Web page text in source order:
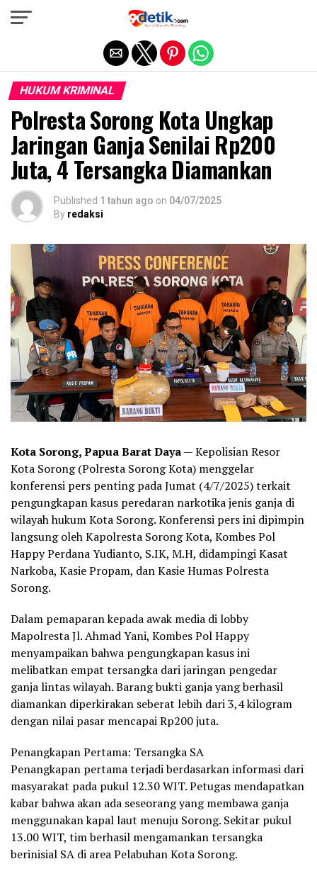
HUKUM KRIMINAL
Polresta Sorong Kota Ungkap
Jaringan Ganja Senilai Rp200
Juta, 4 Tersangka Diamankan
Published 1 tahun ago on 04/07/2025
By redaksi
Kota Sorong, Papua Barat Daya— Kepolisian Resor
Kota Sorong (Polresta Sorong Kota) menggelar
konferensi pers penting pada Jumat (4/7/2025) terkait
pengungkapan kasus peredaran narkotika jenis ganja di
wilayah hukum Kota Sorong. Konferensi pers ini dipimpin
langsung oleh Kapolresta Sorong Kota, Kombes Pol
Happy Perdana Yudianto, S.IK, M.H, didampingi Kasat
Narkoba, Kasie Propam, dan Kasie Humas Polresta
Sorong.
Dalam pemaparan kepada awak media di lobby
Mapolresta Jl. Ahmad Yani, Kombes Pol Happy
menyampaikan bahwa pengungkapan kasus ini
melibatkan empat tersangka dari jaringan pengedar
ganja lintas wilayah. Barang bukti ganja yang berhasil
diamankan diperkirakan seberat lebih dari 3,4 kilogram
dengan nilai pasar mencapai Rp200 juta.
Penangkapan Pertama: Tersangka SA
Penangkapan pertama terjadi berdasarkan informasi dari
masyarakat pada pukul 12.30 WIT. Petugas mendapatkan
kabar bahwa akan ada seseorang yang membawa ganja
menggunakan kapal laut menuju Sorong. Sekitar pukul
13.00 WIT, tim berhasil mengamankan tersangka
berinisial SA di area Pelabuhan Kota Sorong.
Exit mobile version